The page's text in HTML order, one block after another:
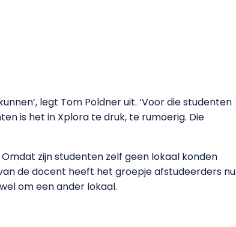
legt Tom Poldner uit. ‘Voor die studenten
is het in Xplora te druk, te rumoerig. Die
zijn studenten zelf geen lokaal konden
de docent heeft het groepje afstudeerders nu
om een ander lokaal.